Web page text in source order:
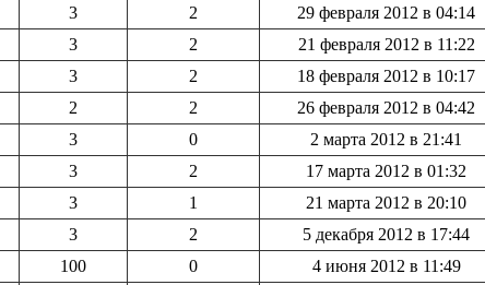
3 2
29 февраля 2012 в 04:14
3 2
21 февраля 2012 в 11:22
3 2
18 февраля 2012 в 10:17
2 2
26 февраля 2012 в 04:42
3 0
2 марта 2012 в 21:41
3 2
17 марта 2012 в 01:32
3 1
21 марта 2012 в 20:10
3 2
5 декабря 2012 в 17:44
100 0
4 июня 2012 в 11:49